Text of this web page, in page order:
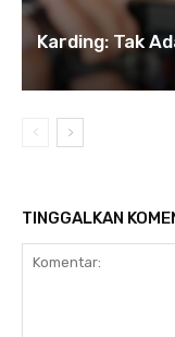
Karding: Tak
TINGGALKAN